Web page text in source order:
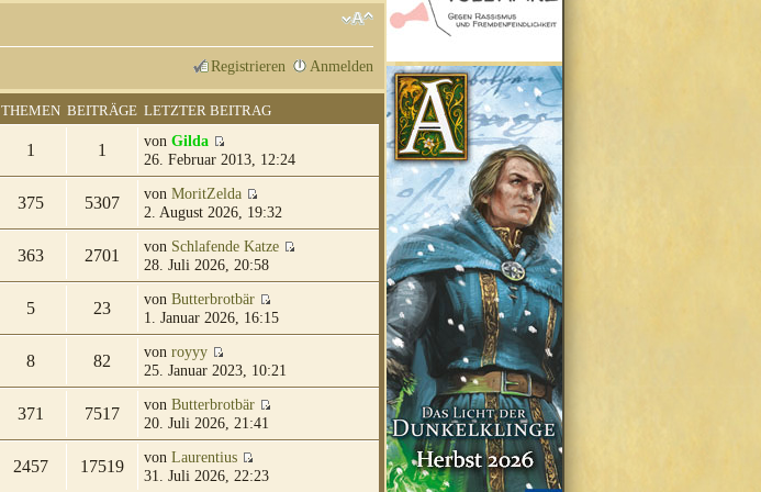
Registrieren Anmelden
THEMEN BEITRÄGE LETZTER BEITRAG
1 1 von Gilda
26. Februar 2013, 12:24
375 5307 von MoritZelda
2. August 2026, 19:32
363 2701 von Schlafende Katze
28. Juli 2026, 20:58
5 23 von Butterbrotbär
1. Januar 2026, 16:15
8 82 von royyy
25. Januar 2023, 10:21
371 7517 von Butterbrotbär
20. Juli 2026, 21:41
2457 17519 von Laurentius
31. Juli 2026, 22:23